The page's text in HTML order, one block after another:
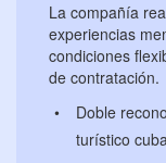
La compañía
experiencias
condiciones
de contratación.
Doble
turístico